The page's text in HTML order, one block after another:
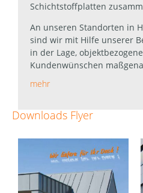
Schichtstoffplatten
An unseren Standorten in
sind wir mit Hilfe unserer
in der Lage,
Kundenwünschen
mehr
Downloads Flyer